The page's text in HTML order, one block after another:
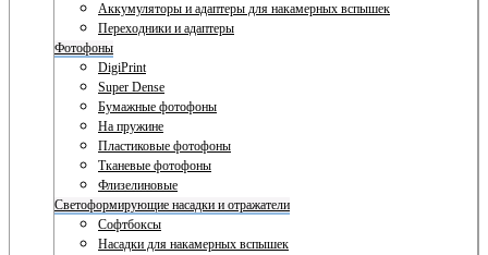
Аккумуляторы и адаптеры для накамерных вспышек
Переходники и адаптеры
Фотофоны
DigiPrint
Super Dense
Бумажные фотофоны
На пружине
Пластиковые фотофоны
Тканевые фотофоны
Флизелиновые
Светоформирующие насадки и отражатели
Софтбоксы
Насадки для накамерных вспышек